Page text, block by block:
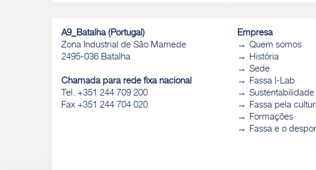
A9_Batalha (Portugal)
Zona Industrial de São Mamede
2495-036 Batalha
Chamada para rede fixa nacional
Tel. +351 244 709 200
Fax +351 244 704 020
Empresa
Quem somos
História
Sede
Fassa I-Lab
Fassa pela
Formações
Fassa e o